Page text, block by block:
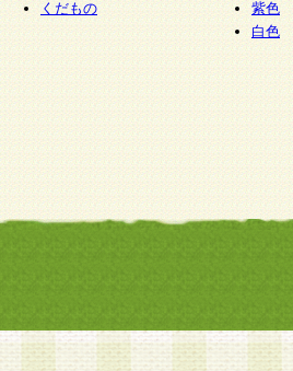
くだもの
紫色
白色